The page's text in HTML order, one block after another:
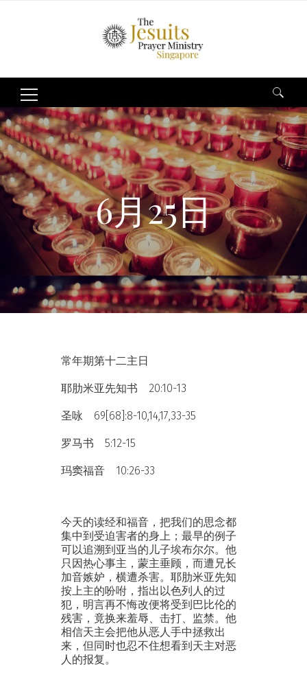
Search
for:
6月25日
常年期第十二主日
耶肋米亚先知书 20:10-13
圣咏 69[68]:8-10,14,17,33-35
罗马书 5:12-15
玛窦福音 10:26-33
今天的读经和福音，把我们的思念都
集中到受迫害者的身上；最早的例子
可以追溯到亚当的儿子埃布尔尔。他
只因热心事主，蒙主垂顾，而遭兄长
加音嫉妒，横遭杀害。耶肋米亚先知
按上主的吩咐，指出以色列人的过
犯，明言再不悔改便将受到巴比伦的
残害，竟换来羞辱、击打、监禁。他
相信天主会把他从恶人手中拯救出
来，但同时也忍不住想看到天主对恶
人的报复。